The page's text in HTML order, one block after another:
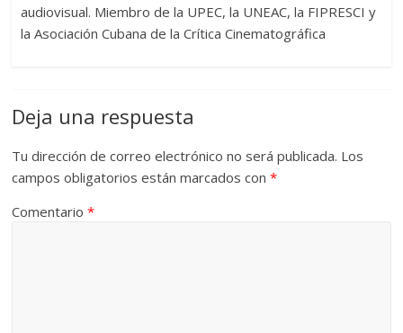
audiovisual. Miembro de la UPEC, la UNEAC, la FIPRESCI y
la Asociación Cubana de la Crítica Cinematográfica
Deja una respuesta
Tu dirección de correo electrónico no será publicada. Los
campos obligatorios están marcados con*
Comentario*